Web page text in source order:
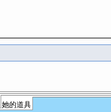
她的道具